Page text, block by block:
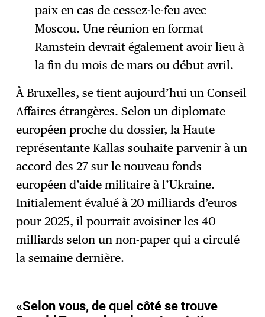
paix en cas de cessez-le-feu avec
Moscou. Une réunion en format
Ramstein devrait également avoir lieu à
la fin du mois de mars ou début avril.
À Bruxelles, se tient aujourd’hui un Conseil
Affaires étrangères. Selon un diplomate
européen proche du dossier, la Haute
représentante Kallas souhaite parvenir à un
accord des 27 sur le nouveau fonds
européen d’aide militaire à l’Ukraine.
Initialement évalué à 20 milliards d’euros
pour 2025, il pourrait avoisiner les 40
milliards selon un non-paper qui a circulé
la semaine dernière.